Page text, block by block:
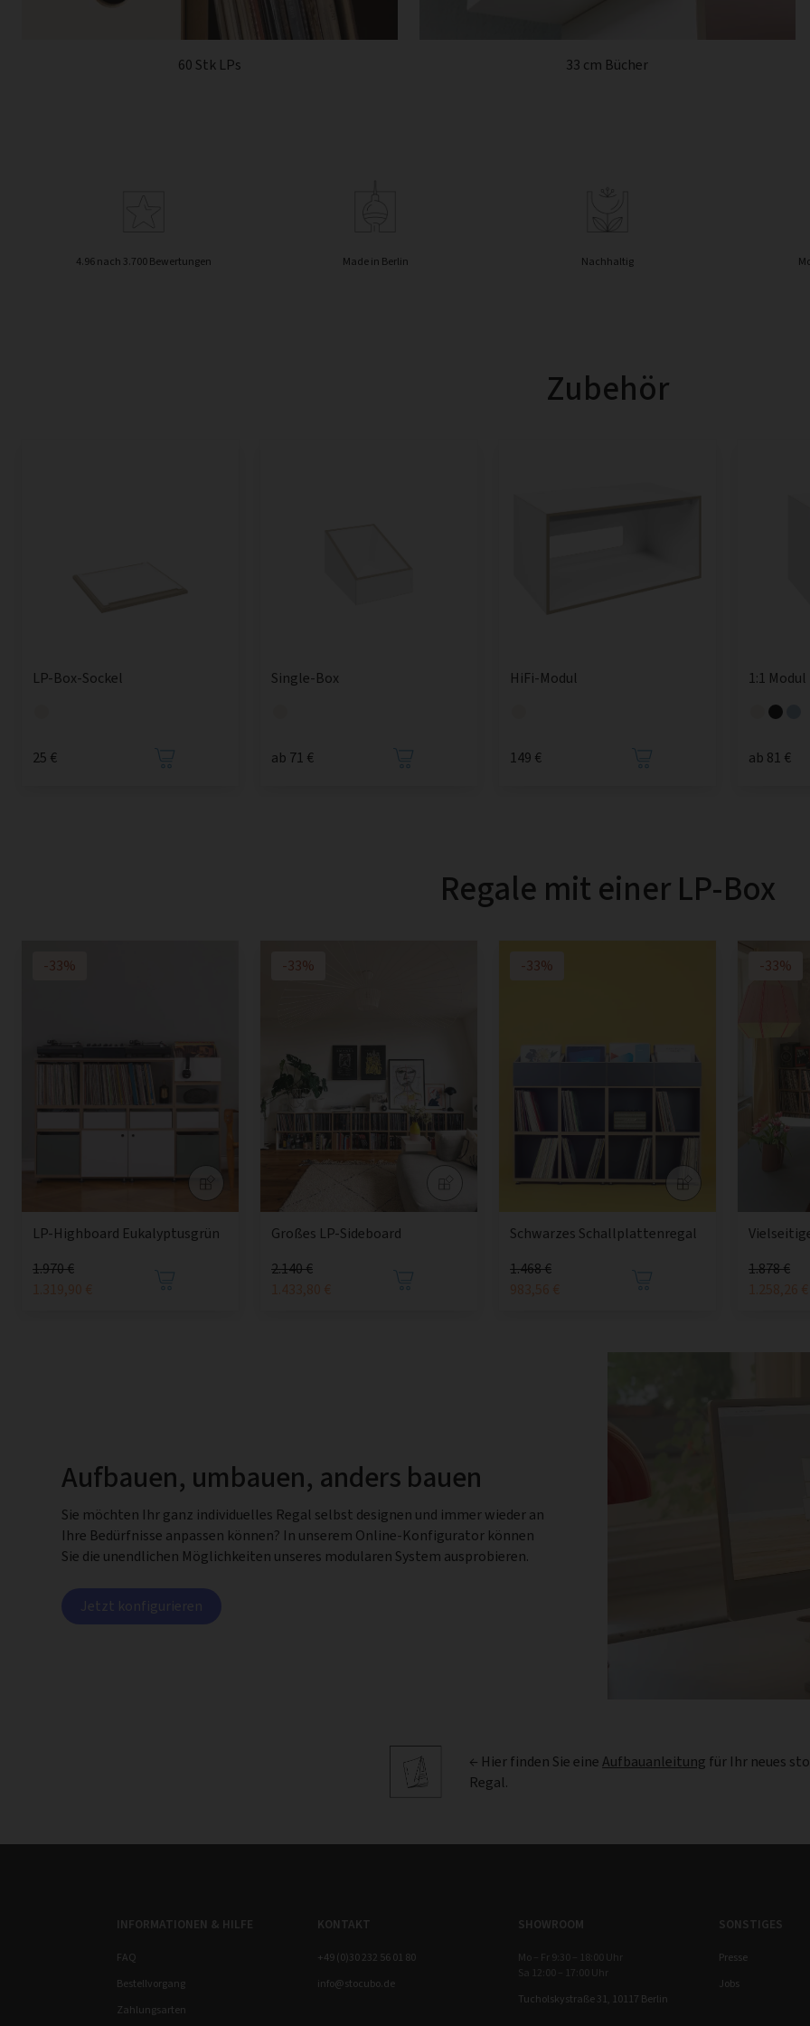
60 Stk LPs 33 cm Bücher
4.96 nach 3.700 Bewertungen Made in Berlin Nachhaltig
Zubehör
LP-Box-Sockel
25 €
Single-Box
ab 71 €
HiFi-Modul
149 €
1:1 Modul
ab 81 €
Regale mit einer LP-Box
-33%
LP-Highboard Eukalyptusgrün
1.970 €
1.319,90 €
-33%
Großes LP-Sideboard
2.140 €
1.433,80 €
-33%
Schwarzes Schallplattenregal
1.468 €
983,56 €
-33%
1.878 €
1.258,26 €
Aufbauen, umbauen, anders bauen
Sie möchten Ihr ganz individuelles Regal selbst designen und immer wieder an
Ihre Bedürfnisse anpassen können? In unserem Online-Konfigurator können
Sie die unendlichen Möglichkeiten unseres modularen System ausprobieren.
Jetzt konfigurieren
← Hier finden Sie eineAufbauanleitung für Ihr neues
Regal.
INFORMATIONEN & HILFE
FAQ
Bestellvorgang
Zahlungsarten
KONTAKT
+49 (0)30 232 56 01 80
info@stocubo.de
SHOWROOM
Mo – Fr 9:30 – 18:00 Uhr
Sa 12:00 – 17:00 Uhr
Tucholskystraße 31, 10117 Berlin
SONSTIGES
Presse
Jobs